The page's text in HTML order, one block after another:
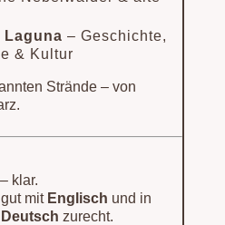
Laguna – Geschichte,
& Kultur
Strände – von
klar.
mit Englisch und in
Deutsch zurecht.